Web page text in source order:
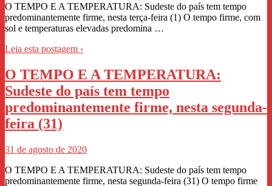
O TEMPO E A TEMPERATURA: Sudeste do país tem tempo
predominantemente firme, nesta terça-feira (1) O tempo firme, com
sol e temperaturas elevadas predomina …
Leia esta postagem ›
O TEMPO E A TEMPERATURA:
Sudeste do país tem tempo
predominantemente firme, nesta segunda-
feira (31)
31 de agosto de 2020
O TEMPO E A TEMPERATURA: Sudeste do país tem tempo
predominantemente firme, nesta segunda-feira (31) O tempo firme